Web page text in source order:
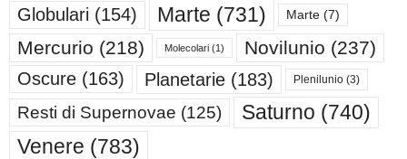
Globulari (154) Marte (731) Marte (7)
Mercurio (218) Molecolari (1) Novilunio (237)
Oscure (163) Planetarie (183) Plenilunio (3)
Resti di Supernovae (125) Saturno (740)
Venere (783)